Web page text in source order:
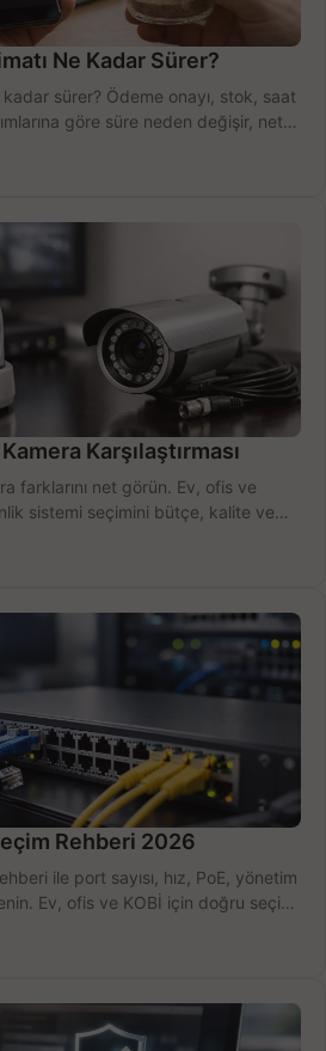
Ne Kadar Sürer?
sürer? Ödeme onayı, stok, saat
göre süre neden değişir, net
Karşılaştırması
farklarını net görün. Ev, ofis ve
sistemi seçimini bütçe, kalite ve
Rehberi 2026
ile port sayısı, hız, PoE, yönetim
Ev, ofis ve KOBİ için doğru seçimi